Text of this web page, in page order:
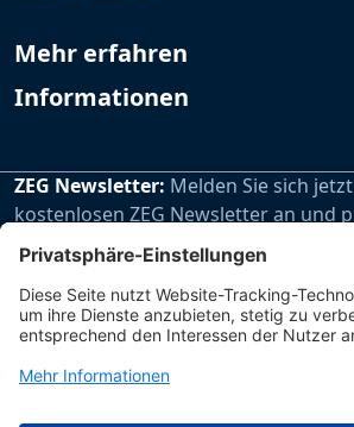
Mehr erfahren
Informationen
ZEG Newsletter: Melden Sie sich
kostenlosen ZEG Newsletter an und
den extra Vorteilen unseres
Newsletters.
Zur Newsletteranmeldung